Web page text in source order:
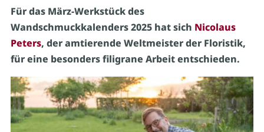
Für das März-Werkstück des
Wandschmuckkalenders 2025 hat sich Nicolaus
Peters, der amtierende Weltmeister der Floristik,
für eine besonders filigrane Arbeit entschieden.